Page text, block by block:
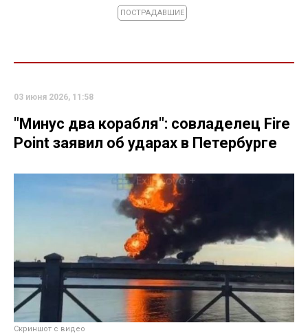
ПОСТРАДАВШИЕ
03 июня 2026, 11:58
"Минус два корабля": совладелец Fire
Point заявил об ударах в Петербурге
Скриншот с видео